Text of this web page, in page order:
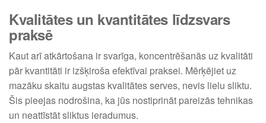
Kvalitātes un kvantitātes līdzsvars
praksē
Kaut arī atkārtošana ir svarīga, koncentrēšanās uz kvalitāti
pār kvantitāti ir izšķiroša efektīvai praksei. Mērķējiet uz
mazāku skaitu augstas kvalitātes serves, nevis lielu sliktu.
Šis pieejas nodrošina, ka jūs nostiprināt pareizās tehnikas
un neattīstāt sliktus ieradumus.